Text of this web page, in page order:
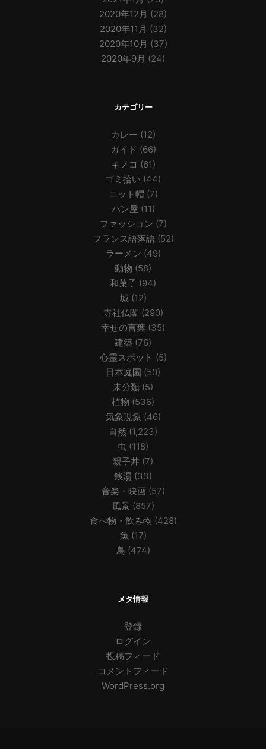
2020年12月 (28)
2020年11月 (32)
2020年10月 (37)
2020年9月 (24)
カテゴリー
カレー (12)
ガイド (66)
キノコ (61)
ゴミ拾い (44)
ニット帽 (7)
パン屋 (11)
ファッション (7)
フランス語落語 (52)
ラーメン (49)
動物 (58)
和菓子 (94)
城(12)
寺社仏閣 (290)
幸せの言葉 (35)
建築 (76)
心霊スポット (5)
日本庭園 (50)
未分類 (5)
植物 (536)
気象現象 (46)
自然 (1,223)
虫 (118)
親子丼 (7)
銭湯 (33)
音楽・映画 (57)
風景(857)
食べ物・飲み物 (428)
魚 (17)
鳥 (474)
メタ情報
登録
ログイン
投稿フィード
コメントフィード
WordPress.org